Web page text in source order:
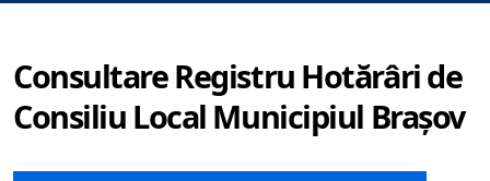
Consultare Registru Hotărâri de
Consiliu Local Municipiul Brașov